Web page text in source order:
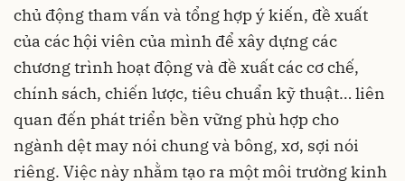
chủ động tham vấn và tổng hợp ý kiến, đề xuất
của các hội viên của mình để xây dựng các
chương trình hoạt động và đề xuất các cơ chế,
chính sách, chiến lược, tiêu chuẩn kỹ thuật… liên
quan đến phát triển bền vững phù hợp cho
ngành dệt may nói chung và bông, xơ, sợi nói
riêng. Việc này nhằm tạo ra một môi trường kinh